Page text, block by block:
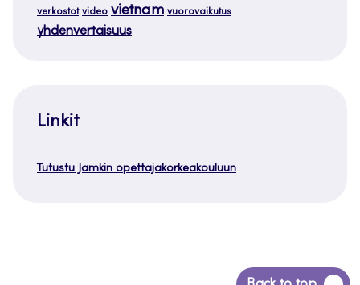
verkostot video vietnam vuorovaikutus
yhdenvertaisuus
Linkit
Tutustu Jamkin opettajakorkeakouluun